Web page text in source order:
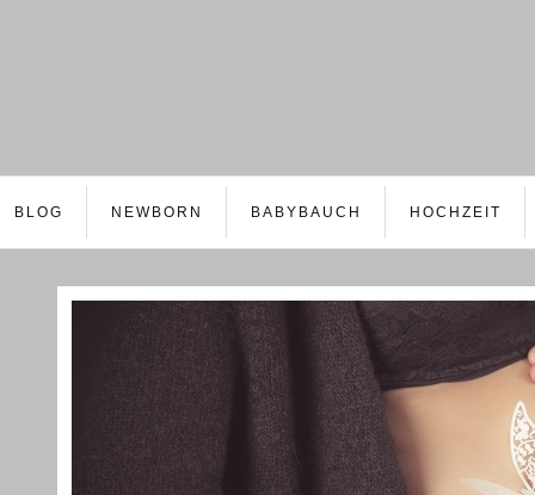
BLOG NEWBORN BABYBAUCH HOCHZEIT